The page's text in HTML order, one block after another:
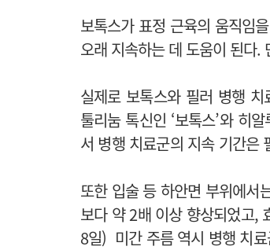
보톡스가 표정 근육의 움직임
오래 지속하는 데 도움이 된다.
실제로 보톡스와 필러 병행
툴리눔 톡신인 ‘보톡스’와 히
서 병행 치료군의 지속 기간은
또한 입술 등 하안면 부위에서
보다 약 2배 이상 향상되었고,
8일) 미간 주름 역시 병행 치